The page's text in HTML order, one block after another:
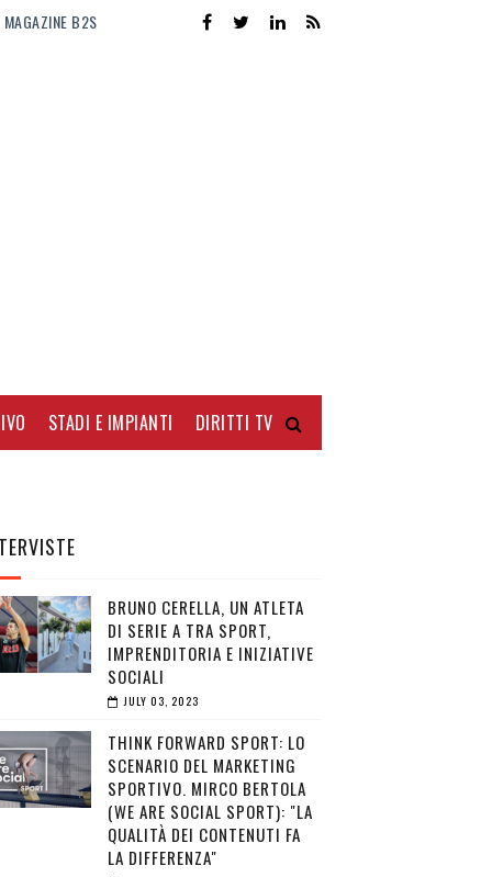
MAGAZINE B2S
STADI E IMPIANTI DIRITTI TV
BRUNO CERELLA, UN ATLETA
DI SERIE A TRA SPORT,
IMPRENDITORIA E INIZIATIVE
SOCIALI
JULY 03, 2023
THINK FORWARD SPORT: LO
SCENARIO DEL MARKETING
SPORTIVO. MIRCO BERTOLA
(WE ARE SOCIAL SPORT): "LA
QUALITÀ DEI CONTENUTI FA
LA DIFFERENZA"